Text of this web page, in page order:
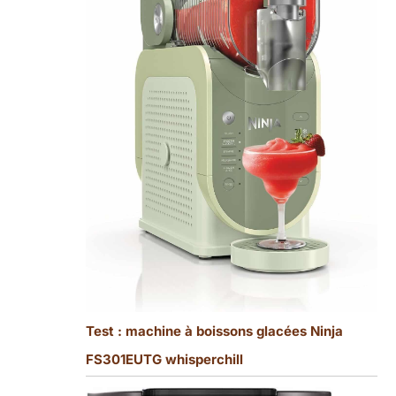
Test : machine à boissons glacées Ninja
FS301EUTG whisperchill